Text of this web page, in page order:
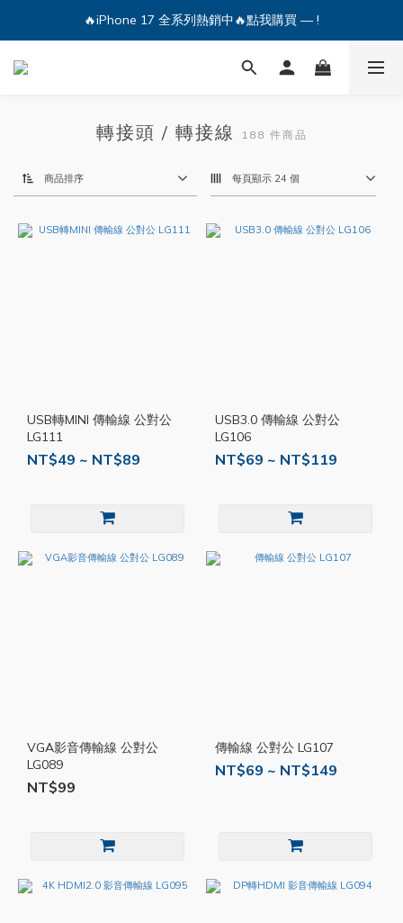
🔥iPhone 17 全系列熱銷中🔥點我購買 — !
🔥iPhone 17 全系列熱銷中🔥點我購買 — !
💕加入Q哥 Line 新好友領優惠券！🎫
轉接頭 / 轉接線 188 件商品
商品排序 每頁顯示 24 個
USB轉MINI 傳輸線 公對公
LG111
NT$49 ~ NT$89
USB3.0 傳輸線 公對公
LG106
NT$69 ~ NT$119
VGA影音傳輸線 公對公
LG089
NT$99
傳輸線 公對公 LG107
NT$69 ~ NT$149